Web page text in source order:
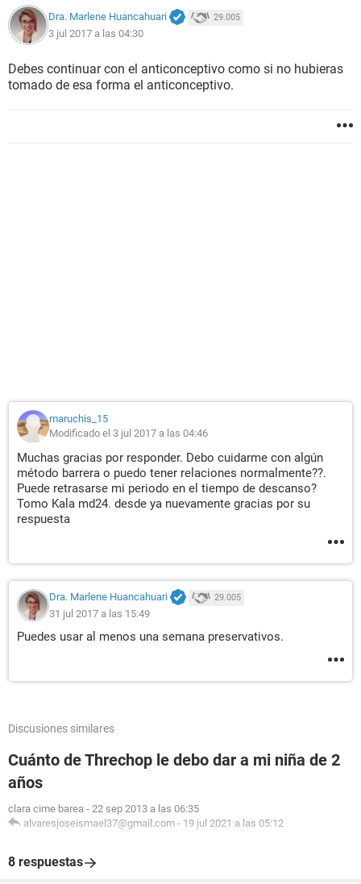
Dra. Marlene Huancahuari 29.005
3 jul 2017 a las 04:30
Debes continuar con el anticonceptivo como si no hubieras
tomado de esa forma el anticonceptivo.
maruchis_15
Modificado el 3 jul 2017 a las 04:46
Muchas gracias por responder. Debo cuidarme con algún
método barrera o puedo tener relaciones normalmente??.
Puede retrasarse mi periodo en el tiempo de descanso?
Tomo Kala md24. desde ya nuevamente gracias por su
respuesta
Dra. Marlene Huancahuari 29.005
31 jul 2017 a las 15:49
Puedes usar al menos una semana preservativos.
Discusiones similares
Cuánto de Threchop le debo dar a mi niña de 2
años
clara cime barea - 22 sep 2013 a las 06:35
alvaresjoseismael37@gmail.com - 19 jul 2021 a las 05:12
8 respuestas